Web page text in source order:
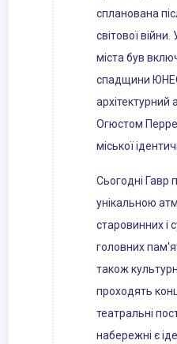
спланована
світової
міста був
спадщини
Огюстом
міської
Сьогодні Гавр
унікальною
старовинних і
головних
також
проходять
театральні
набережні є